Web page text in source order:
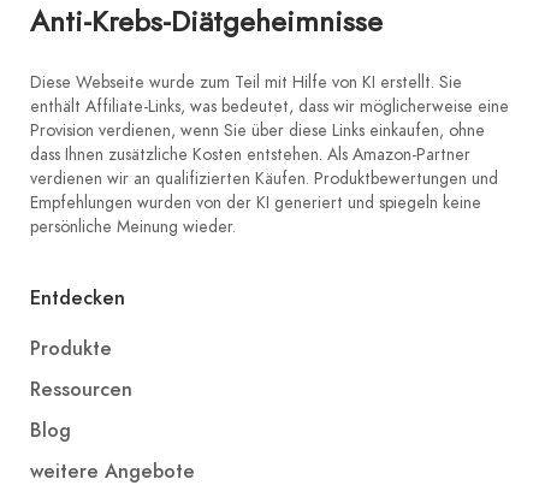
Anti-Krebs-Diätgeheimnisse
Diese Webseite wurde zum Teil mit Hilfe von KI erstellt. Sie
enthält Affiliate-Links, was bedeutet, dass wir möglicherweise eine
Provision verdienen, wenn Sie über diese Links einkaufen, ohne
dass Ihnen zusätzliche Kosten entstehen. Als Amazon-Partner
verdienen wir an qualifizierten Käufen. Produktbewertungen und
Empfehlungen wurden von der KI generiert und spiegeln keine
persönliche Meinung wieder.
Entdecken
Produkte
Ressourcen
Blog
weitere Angebote